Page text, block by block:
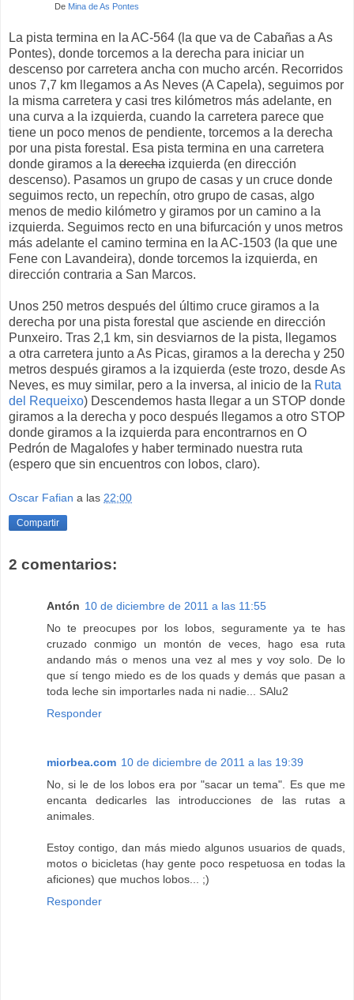
De Mina de As Pontes
La pista termina en la AC-564 (la que va de Cabañas a As
Pontes), donde torcemos a la derecha para iniciar un
descenso por carretera ancha con mucho arcén. Recorridos
unos 7,7 km llegamos a As Neves (A Capela), seguimos por
la misma carretera y casi tres kilómetros más adelante, en
una curva a la izquierda, cuando la carretera parece que
tiene un poco menos de pendiente, torcemos a la derecha
por una pista forestal. Esa pista termina en una carretera
donde giramos a la derecha izquierda (en dirección
descenso). Pasamos un grupo de casas y un cruce donde
seguimos recto, un repechín, otro grupo de casas, algo
menos de medio kilómetro y giramos por un camino a la
izquierda. Seguimos recto en una bifurcación y unos metros
más adelante el camino termina en la AC-1503 (la que une
Fene con Lavandeira), donde torcemos la izquierda, en
dirección contraria a San Marcos.
Unos 250 metros después del último cruce giramos a la
derecha por una pista forestal que asciende en dirección
Punxeiro. Tras 2,1 km, sin desviarnos de la pista, llegamos
a otra carretera junto a As Picas, giramos a la derecha y 250
metros después giramos a la izquierda (este trozo, desde As
Neves, es muy similar, pero a la inversa, al inicio de la Ruta
del Requeixo) Descendemos hasta llegar a un STOP donde
giramos a la derecha y poco después llegamos a otro STOP
donde giramos a la izquierda para encontrarnos en O
Pedrón de Magalofes y haber terminado nuestra ruta
(espero que sin encuentros con lobos, claro).
Oscar Fafian a las 22:00
Compartir
2 comentarios:
Antón 10 de diciembre de 2011 a las 11:55
No te preocupes por los lobos, seguramente ya te has
cruzado conmigo un montón de veces, hago esa ruta
andando más o menos una vez al mes y voy solo. De lo
que sí tengo miedo es de los quads y demás que pasan a
toda leche sin importarles nada ni nadie... SAlu2
Responder
miorbea.com 10 de diciembre de 2011 a las 19:39
No, si le de los lobos era por "sacar un tema". Es que me
encanta dedicarles las introducciones de las rutas a
animales.
Estoy contigo, dan más miedo algunos usuarios de quads,
motos o bicicletas (hay gente poco respetuosa en todas la
aficiones) que muchos lobos... ;)
Responder